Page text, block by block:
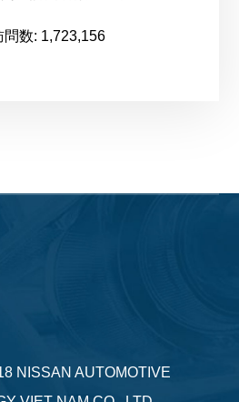
問数: 1,723,156
NISSAN AUTOMOTIVE